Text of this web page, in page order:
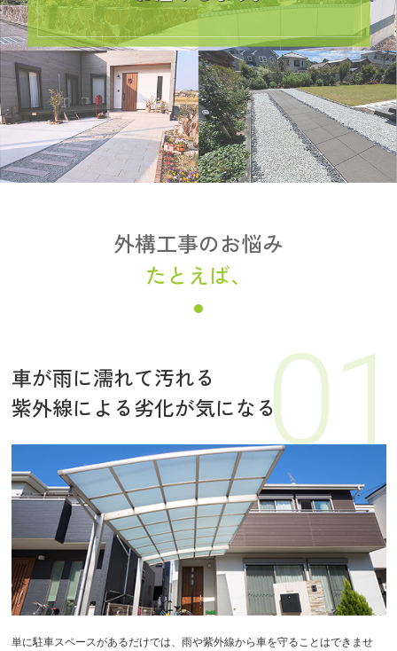
外構工事のお悩み
たとえば、
車が雨に濡れて汚れる
紫外線による劣化が気になる
単に駐車スペースがあるだけでは、雨や紫外線から車を守ることはできませ